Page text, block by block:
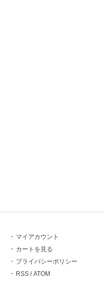
マイアカウント
カートを見る
プライバシーポリシー
RSS /ATOM